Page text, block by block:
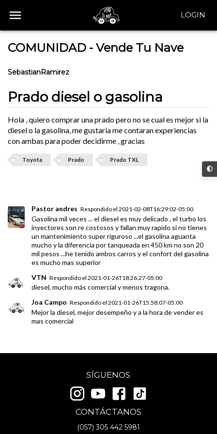
LOGIN
COMUNIDAD - Vende Tu Nave
SebastianRamirez
Prado diesel o gasolina
Hola , quiero comprar una prado pero no se cual es mejor si la
diesel o la gasolina, me gustaria me contaran experiencias
con ambas para poder decidirme , gracias
Toyota Prado Prado TXL
Pastor andres Respondido el2021-02-08T16:29:02-05:00
Gasolina mil veces ... el diesel es muy delicado , el turbo los
inyectores son re costosos y fallan muy rapido si no tienes
un mantenimiento super riguroso ...el gasolina aguanta
mucho y la diferencia por tanqueada en 450 km no son 20
mil pesos ...he tenido ambos carros y el confort del gasolina
es mucho mas superior
VTN Respondido el2021-01-26T18:26:27-05:00
diesel, mucho más comercial y menos tragona.
Joa Campo Respondido el2021-01-26T15:58:07-05:00
Mejor la diesel, mejor desempeño y a la hora de vender es
mas comercial
SÍGUENOS
CONTÁCTANOS
(057)305 442 5981